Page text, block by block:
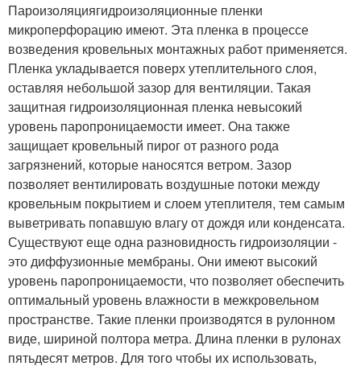
Пароизоляциягидроизоляционные пленки
микроперфорацию имеют. Эта пленка в процессе
возведения кровельных монтажных работ применяется.
Пленка укладывается поверх утеплительного слоя,
оставляя небольшой зазор для вентиляции. Такая
защитная гидроизоляционная пленка невысокий
уровень паропроницаемости имеет. Она также
защищает кровельный пирог от разного рода
загрязнений, которые наносятся ветром. Зазор
позволяет вентилировать воздушные потоки между
кровельным покрытием и слоем утеплителя, тем самым
выветривать попавшую влагу от дождя или конденсата.
Существуют еще одна разновидность гидроизоляции -
это диффузионные мембраны. Они имеют высокий
уровень паропроницаемости, что позволяет обеспечить
оптимальный уровень влажности в межкровельном
пространстве. Такие пленки производятся в рулонном
виде, шириной полтора метра. Длина пленки в рулонах
пятьдесят метров. Для того чтобы их использовать,